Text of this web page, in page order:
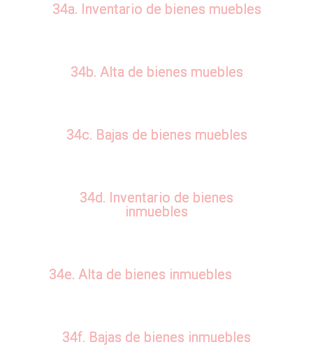
34a. Inventario de bienes muebles
34b. Alta de bienes muebles
34c. Bajas de bienes muebles
34d. Inventario de bienes
inmuebles
34e. Alta de bienes inmuebles
34f. Bajas de bienes inmuebles